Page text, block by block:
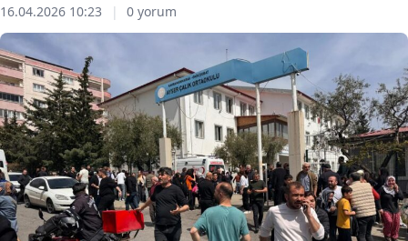
16.04.2026 10:23 | 0 yorum